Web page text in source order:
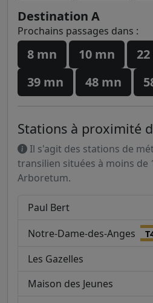
Destination A
Prochains passages dans :
8 mn 10 mn
39 mn
48 mn
Stations à proximité
Il s'agit des stations de
transilien situées à moins de
Arboretum.
Paul Bert
Notre-Dame-des-Anges
Les Gazelles
Maison des Jeunes